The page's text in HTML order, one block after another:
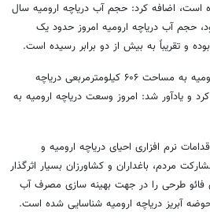
شده است، اضافه کرد: حجم آب دریاچه ارومیه سال
بود، حجم آب دریاچه ارومیه امروز حدود یک
دبیر کارگروه ملی نجات دریاچه ارومیه به مساحت ۶۰۶ کیلومترمربعی دریاچه
و یادآور شد: امروز وسعت دریاچه ارومیه به
نرم افزاری احیای دریاچه ارومیه و
مردم، باغداران و کشاورزان بسیار اثرگذار
فائو طرحی را در جهت بهینه سازی مصرف آب